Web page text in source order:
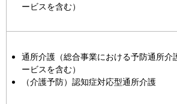
ービスを含む）
通所介護（総合事業における予防通所介
ービスを含む）
（介護予防）認知症対応型通所介護